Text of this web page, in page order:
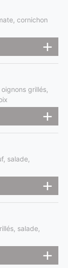
cornichon
grillés,
salade,
salade,